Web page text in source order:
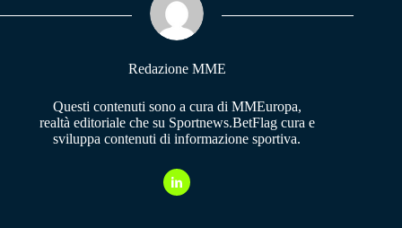
pp m
Redazione MME
Questi contenuti sono a cura di MMEuropa,
realtà editoriale che su Sportnews.BetFlag cura e
sviluppa contenuti di informazione sportiva.